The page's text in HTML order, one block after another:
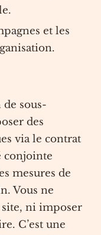
et les
sous-
des
via le contrat
conjointe
mesures de
Vous ne
site, ni imposer
C’est une